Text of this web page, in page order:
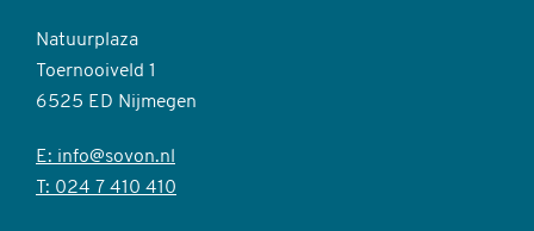
Natuurplaza
Toernooiveld 1
6525 ED Nijmegen
E: info@sovon.nl
T: 024 7 410 410